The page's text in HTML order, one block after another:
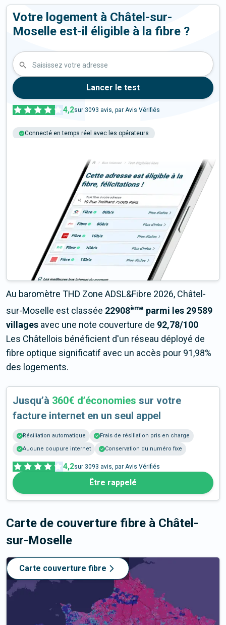
Votre logement à Châtel-sur-
Moselle est-il éligible à la fibre ?
Saisissez votre adresse
Lancer le test
4,2sur 3093 avis, par Avis Vérifiés
Connecté en temps réel avec les opérateurs
Au baromètre THD Zone ADSL&Fibre 2026, Châtel-
sur-Moselle est classée 22908ème parmi les 29 589
villages avec une note couverture de 92,78/100
Les Châtellois bénéficient d'un réseau déployé de
fibre optique significatif avec un accès pour 91,98%
des logements.
Jusqu’à 360€ d’économies sur votre
facture internet en un seul appel
Résiliation automatique
Frais de résiliation pris en charge
Aucune coupure internet
Conservation du numéro fixe
4,2sur 3093 avis, par Avis Vérifiés
Être rappelé
Carte de couverture fibre à Châtel-
sur-Moselle
Carte couverture fibre